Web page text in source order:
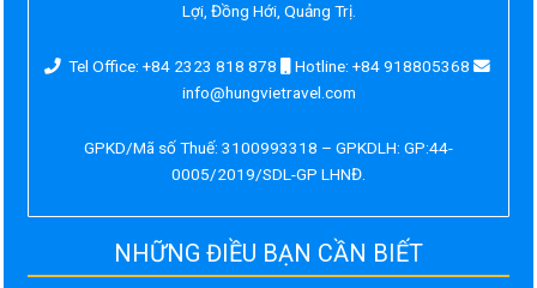
Lợi, Đồng Hới, Quảng Trị.
Tel Office: +84 2323 818 878
Hotline: +84 918805368
info@hungvietravel.com
GPKD/Mã số Thuế: 3100993318 – GPKDLH: GP:44-
0005/2019/SDL-GP LHNĐ.
NHỮNG ĐIỀU BẠN CẦN BIẾT